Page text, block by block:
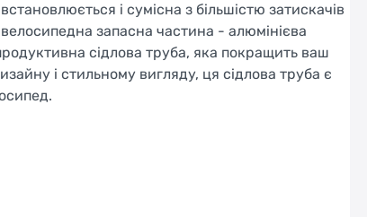
і сумісна з більшістю затискачів
запасна частина - алюмінієва
сідлова труба, яка покращить ваш
і стильному вигляду, ця сідлова труба є